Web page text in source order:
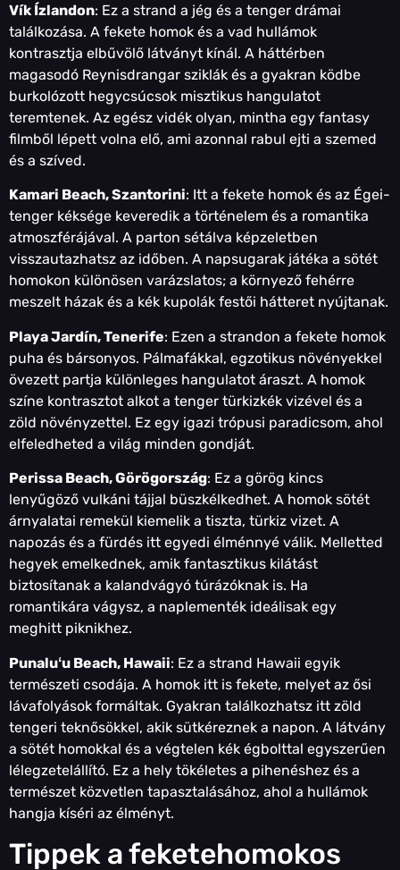
Vík Ízlandon: Ez a strand a jég és a tenger drámai
találkozása. A fekete homok és a vad hullámok
kontrasztja elbűvölő látványt kínál. A háttérben
magasodó Reynisdrangar sziklák és a gyakran ködbe
burkolózott hegycsúcsok misztikus hangulatot
teremtenek. Az egész vidék olyan, mintha egy fantasy
filmből lépett volna elő, ami azonnal rabul ejti a szemed
és a szíved.
Kamari Beach, Szantorini: Itt a fekete homok és az Égei-
tenger kéksége keveredik a történelem és a romantika
atmoszférájával. A parton sétálva képzeletben
visszautazhatsz az időben. A napsugarak játéka a sötét
homokon különösen varázslatos; a környező fehérre
meszelt házak és a kék kupolák festői hátteret nyújtanak.
Playa Jardín, Tenerife: Ezen a strandon a fekete homok
puha és bársonyos. Pálmafákkal, egzotikus növényekkel
övezett partja különleges hangulatot áraszt. A homok
színe kontrasztot alkot a tenger türkizkék vizével és a
zöld növényzettel. Ez egy igazi trópusi paradicsom, ahol
elfeledheted a világ minden gondját.
Perissa Beach, Görögország: Ez a görög kincs
lenyűgöző vulkáni tájjal büszkélkedhet. A homok sötét
árnyalatai remekül kiemelik a tiszta, türkiz vizet. A
napozás és a fürdés itt egyedi élménnyé válik. Melletted
hegyek emelkednek, amik fantasztikus kilátást
biztosítanak a kalandvágyó túrázóknak is. Ha
romantikára vágysz, a naplementék ideálisak egy
meghitt piknikhez.
Punaluʻu Beach, Hawaii: Ez a strand Hawaii egyik
természeti csodája. A homok itt is fekete, melyet az ősi
lávafolyások formáltak. Gyakran találkozhatsz itt zöld
tengeri teknősökkel, akik sütkéreznek a napon. A látvány
a sötét homokkal és a végtelen kék égbolttal egyszerűen
lélegzetelállító. Ez a hely tökéletes a pihenéshez és a
természet közvetlen tapasztalásához, ahol a hullámok
hangja kíséri az élményt.
Tippek a feketehomokos